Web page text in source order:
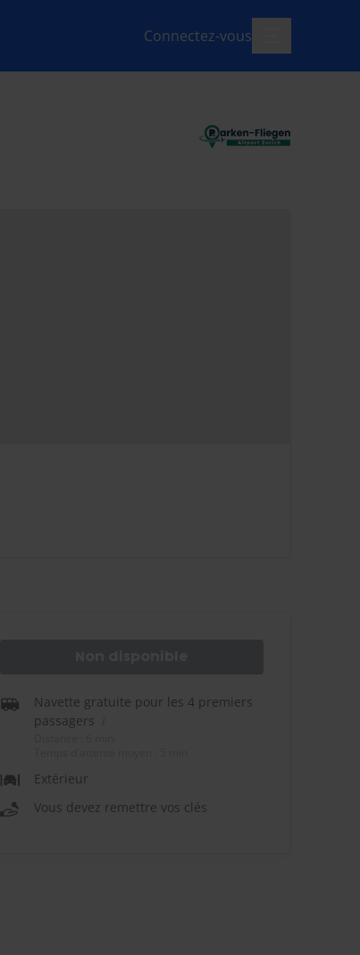
Connectez-vous
Navette gratuite pour les 4 premiers
passagers
Extérieur
Vous devez remettre vos clés